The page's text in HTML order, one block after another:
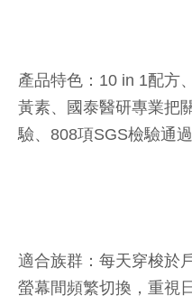
產品特色：10 in 1配方
黃素、國泰醫研專業把
驗、808項SGS檢驗通過
適合族群：每天穿梭於
螢幕間頻繁切換，重視